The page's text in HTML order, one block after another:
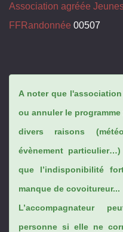
Association agréée
FFRandonnée 00507
A noter que
ou annuler le
divers raisons
évènement
que l’indisponibilité
manque de covoitureur...
L’accompagnateur
personne si elle ne